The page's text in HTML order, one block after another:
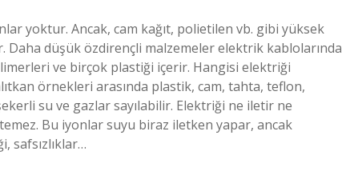
yoktur. Ancak, cam kağıt, polietilen vb. gibi yüksek
Daha düşük özdirençli malzemeler elektrik kablolarında
ve birçok plastiği içerir. Hangisi elektriği
örnekleri arasında plastik, cam, tahta, teflon,
su ve gazlar sayılabilir. Elektriği ne iletir ne
Bu iyonlar suyu biraz iletken yapar, ancak
safsızlıklar…